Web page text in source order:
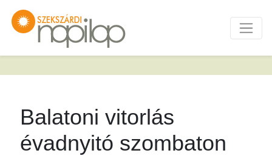
Balatoni vitorlás
évadnyitó szombaton